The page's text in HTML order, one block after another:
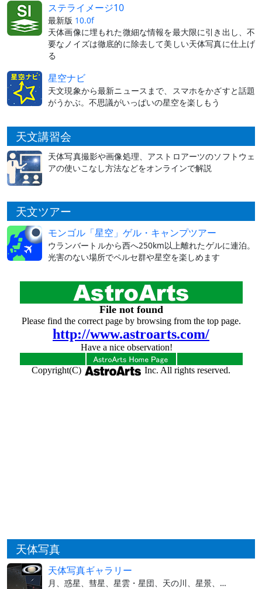
ステライメージ10
最新版 10.0f
天体画像に埋もれた微細な情報を最大限に引き出し、不
要なノイズは徹底的に除去して美しい天体写真に仕上げ
る
星空ナビ
天文現象から最新ニュースまで、スマホをかざすと話題
がうかぶ。不思議がいっぱいの星空を楽しもう
天文講習会
天体写真撮影や画像処理、アストロアーツのソフトウェ
アの使いこなし方法などをオンラインで解説
天文ツアー
モンゴル「星空」ゲル・キャンプツアー
ウランバートルから西へ250km以上離れたゲルに連泊。
光害のない場所でペルセ群や星空を楽しめます
天体写真
天体写真ギャラリー
月、惑星、彗星、星雲・星団、天の川、星景、…